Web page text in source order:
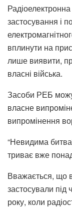
застосування і
вплинути на
лише виявити,
власні війська.
Засоби РЕБ
власне
випромінення
“Невидима
триває вже
Вважається, що
застосували під
року, коли